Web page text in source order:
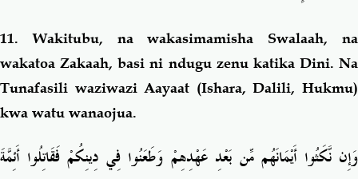
11. Wakitubu, na wakasimamisha Swalaah, na
wakatoa Zakaah, basi ni ndugu zenu katika Dini. Na
Tunafasili waziwazi Aayaat (Ishara, Dalili, Hukmu)
kwa watu wanaojua.
وَإِن نَّكَثُوا أَيْمَانَهُم مِّن بَعْدِ عَهْدِهِمْ وَطَعَنُوا فِي دِينِكُمْ فَقَاتِلُوا أَئِمَّةَ